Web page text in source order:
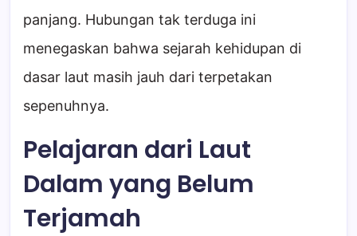
panjang. Hubungan tak terduga ini
menegaskan bahwa sejarah kehidupan di
dasar laut masih jauh dari terpetakan
sepenuhnya.
Pelajaran dari Laut
Dalam yang Belum
Terjamah